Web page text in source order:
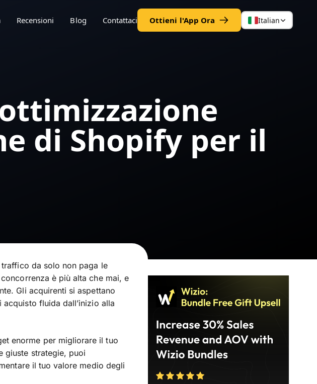
Recensioni Blog Contattaci Ottieni l'App Ora Italian
di Shopify per il
da solo non paga le
è più alta che mai, e
Gli acquirenti si aspettano
acquisto fluida dall’inizio alla
enorme per migliorare il tuo
giuste strategie, puoi
il tuo valore medio degli